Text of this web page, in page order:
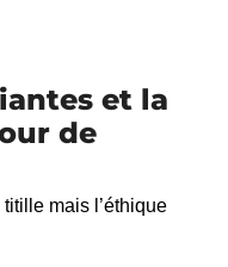
et la
de
mais l’éthique